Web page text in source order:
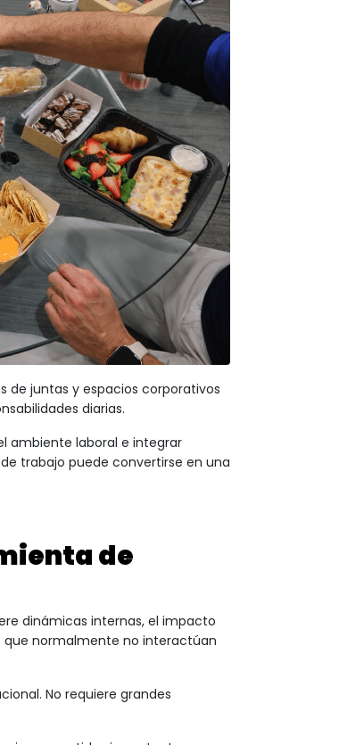
de juntas y espacios corporativos
diarias.
ambiente laboral e integrar
trabajo puede convertirse en una
de
dinámicas internas, el impacto
que normalmente no interactúan
No requiere grandes